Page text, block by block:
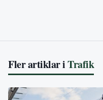
Fler artiklar iTrafik